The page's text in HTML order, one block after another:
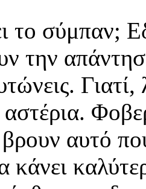
το σύμπαν;
την
αστέρια.
αυτό
κάνει